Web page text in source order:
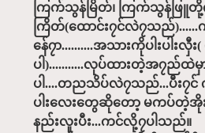
ကြက်သွန်မြိတ်၊ ကြက်သွန်ဖ
ကြိတ်(ထောင်း၇င်လဲ၇သည်
န်ေ၇ာ..........အသားကိုပါးပါးလှီး(
ပါ)...........လုပ်ထားတဲ့အ၇ည်ထဲမှ
ပါ....တညသိပ်လဲ၇သည်...ပီး၇င် က
ပါးလေးတွေဆိုတော့ မကပ်တဲ့အိုး
နည်းလူးပီး...ကင်လို့၇ပါသည်။